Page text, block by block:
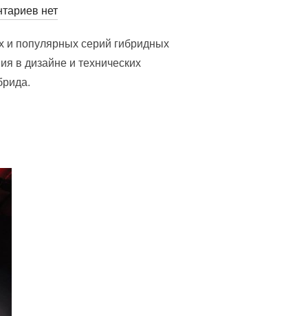
нет
популярных серий гибридных
в дизайне и технических